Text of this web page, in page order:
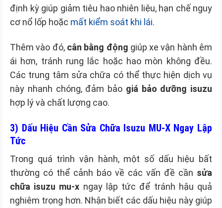
định kỳ giúp giảm tiêu hao nhiên liệu, hạn chế nguy
cơ nổ lốp hoặc mất kiểm soát khi lái.
Thêm vào đó, cân bằng động giúp xe vận hành êm
ái hơn, tránh rung lắc hoặc hao mòn không đều.
Các trung tâm sửa chữa có thể thực hiện dịch vụ
này nhanh chóng, đảm bảo giá bảo dưỡng isuzu
hợp lý và chất lượng cao.
3) Dấu Hiệu Cần Sửa Chữa Isuzu MU-X Ngay Lập
Tức
Trong quá trình vận hành, một số dấu hiệu bất
thường có thể cảnh báo về các vấn đề cần sửa
chữa isuzu mu-x ngay lập tức để tránh hậu quả
nghiêm trọng hơn. Nhận biết các dấu hiệu này giúp